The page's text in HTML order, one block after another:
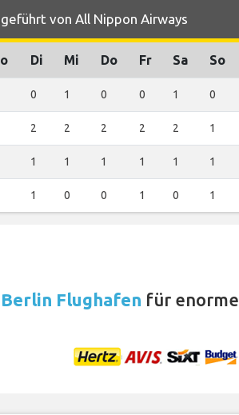
von All Nippon Airways
Di Mi Do Fr Sa So
0 1 0 0 1 0
2 2 2 2 2 1
1 1 1 1 1 1
1 0 0 1 0 1
Flughafen für enorme